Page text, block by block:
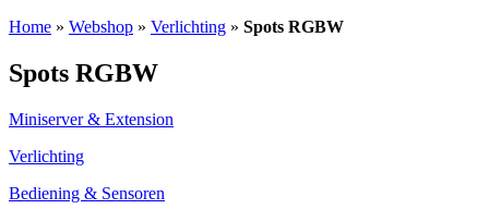
Home » Webshop » Verlichting » Spots RGBW
Spots RGBW
Miniserver & Extension
Verlichting
Bediening & Sensoren